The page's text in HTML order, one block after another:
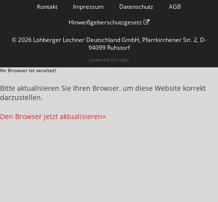
Kontakt Impressum Datenschutz
AGB
Hinweißgeberschutzgesetz
© 2026 Lohberger Lechner Deutschland GmbH, Pfarrkirchener Str. 2, D-
94099 Ruhstorf
powered by togis
Ihr Browser ist veraltet!
Bitte aktualisieren Sie Ihren Browser, um diese Website korrekt
darzustellen.
Den Browser jetzt aktualisieren×